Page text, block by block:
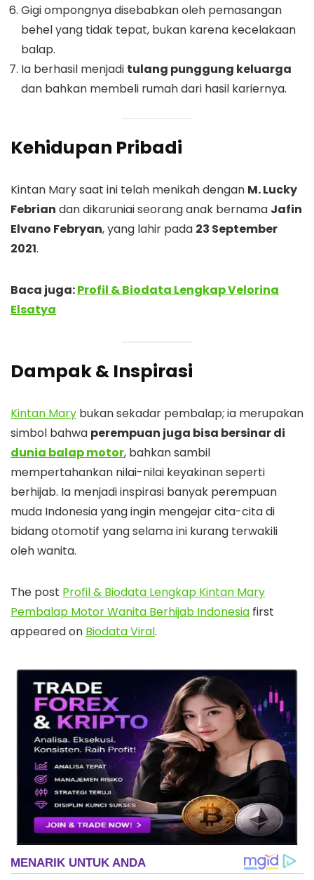
Gigi ompongnya disebabkan oleh pemasangan
behel yang tidak tepat, bukan karena kecelakaan
balap.
Ia berhasil menjadi tulang punggung keluarga
dan bahkan membeli rumah dari hasil kariernya.
Kehidupan Pribadi
Kintan Mary saat ini telah menikah dengan M. Lucky
Febrian dan dikaruniai seorang anak bernama Jafin
Elvano Febryan, yang lahir pada 23 September
2021.
Baca juga:Profil & Biodata Lengkap Velorina
Elsatya
Dampak & Inspirasi
Kintan Mary bukan sekadar pembalap; ia merupakan
simbol bahwa perempuan juga bisa bersinar di
dunia balap motor, bahkan sambil
mempertahankan nilai-nilai keyakinan seperti
berhijab. Ia menjadi inspirasi banyak perempuan
muda Indonesia yang ingin mengejar cita-cita di
bidang otomotif yang selama ini kurang terwakili
oleh wanita.
The post Profil & Biodata Lengkap Kintan Mary
Pembalap Motor Wanita Berhijab Indonesia first
appeared on Biodata Viral.